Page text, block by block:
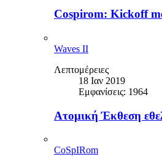
Cospirom: Kickoff
Waves II
Λεπτομέρειες
18 Ιαν 2019
Εμφανίσεις: 1964
Ατομική Έκθεση
CoSpIRom